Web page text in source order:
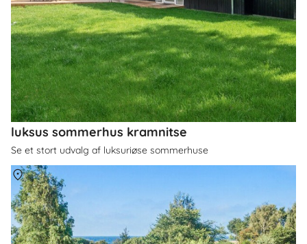
luksus sommerhus kramnitse
Se et stort udvalg af luksuriøse sommerhuse
OmLolland